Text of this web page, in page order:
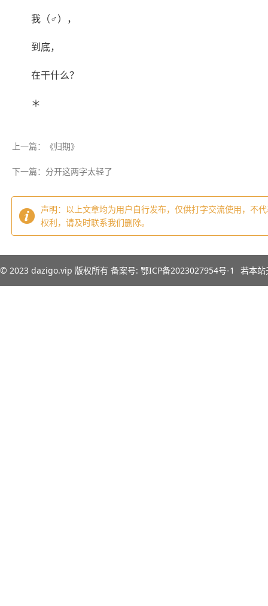
我（♂），
到底，
在干什么？
＊
上一篇：《归期》
下一篇：分开这两字太轻了
声明：以上文章均为用户自行发布，仅供打字交流使用，不
权利，请及时联系我们删除。
© 2023 dazigo.vip 版权所有 备案号: 鄂ICP备2023027954号-1 若本